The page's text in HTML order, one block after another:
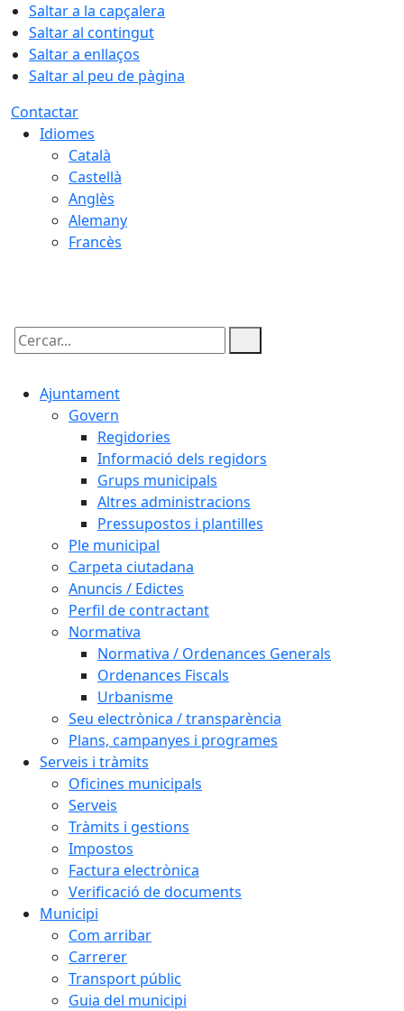
Saltar a la capçalera
Saltar al contingut
Saltar a enllaços
Saltar al peu de pàgina
Contactar
Idiomes
Català
Castellà
Anglès
Alemany
Francès
Cercar:
Ajuntament
Govern
Regidories
Informació dels regidors
Grups municipals
Altres administracions
Pressupostos i plantilles
Ple municipal
Carpeta ciutadana
Anuncis / Edictes
Perfil de contractant
Normativa
Normativa / Ordenances Generals
Ordenances Fiscals
Urbanisme
Seu electrònica / transparència
Plans, campanyes i programes
Serveis i tràmits
Oficines municipals
Serveis
Tràmits i gestions
Impostos
Factura electrònica
Verificació de documents
Municipi
Com arribar
Carrerer
Transport públic
Guia del municipi